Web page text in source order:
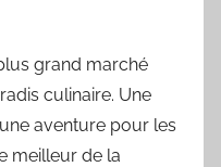
grand marché
culinaire. Une
aventure pour les
meilleur de la